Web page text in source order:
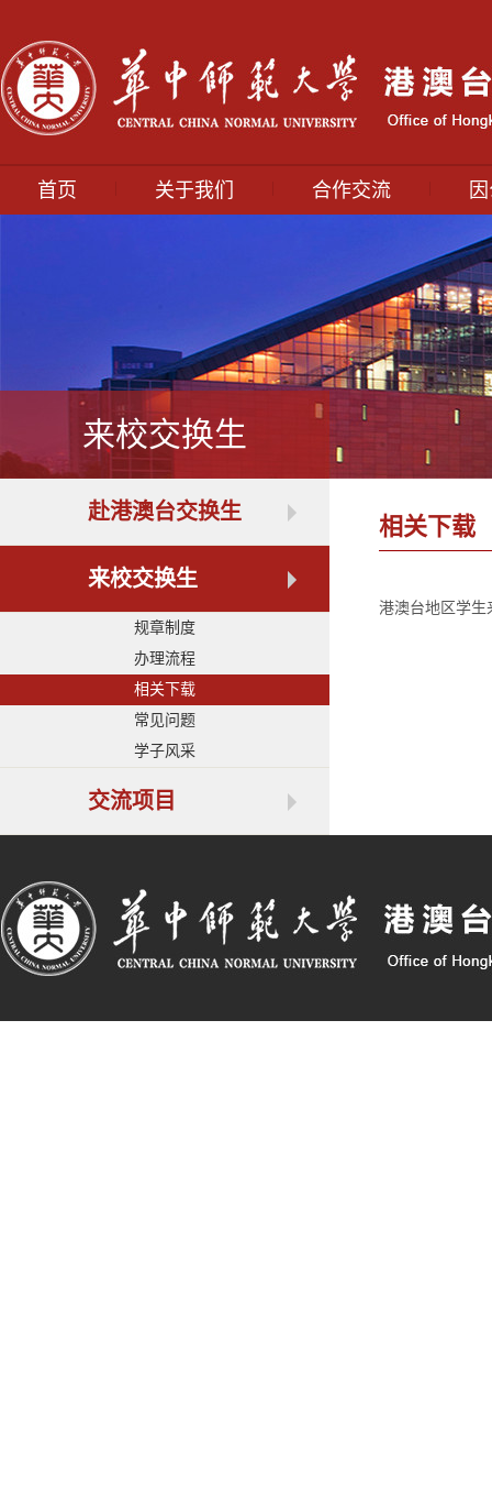
首页 关于我们 合作交流
来校交换生
赴港澳台交换生
来校交换生
规章制度
办理流程
相关下载
常见问题
学子风采
交流项目
相关下载
港澳台地区学生